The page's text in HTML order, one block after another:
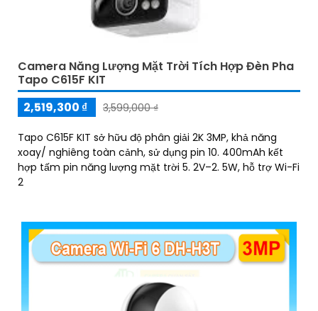
Camera Năng Lượng Mặt Trời Tích Hợp Đèn Pha
Tapo C615F KIT
2,519,300 ₫
3,599,000 ₫
Tapo C615F KIT sở hữu độ phân giải 2K 3MP, khả năng
xoay/ nghiêng toàn cảnh, sử dụng pin 10. 400mAh kết
hợp tấm pin năng lượng mặt trời 5. 2V–2. 5W, hỗ trợ Wi-Fi
2